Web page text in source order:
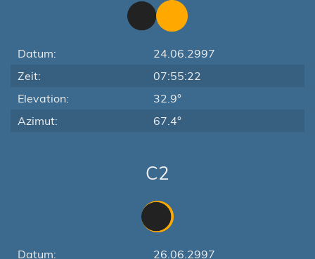
Datum:
24.06.2997
Zeit:
07:55:22
Elevation:
32.9°
Azimut:
67.4°
C2
Datum: 26.06.2997